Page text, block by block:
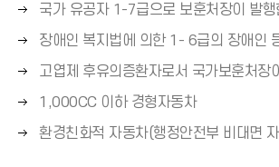
오
른
화
살
(
국가 유공자 1-7급으로 보훈처장이 발
오
른
화
살
장애인 복지법에 의한 1- 6급의 장애인
오
른
쪽
화
고엽제 후유의증환자로서 국가보훈처
오
른
1,000CC 이하 경형자동차
오
환경친화적 자동차(행정안전부 비대면